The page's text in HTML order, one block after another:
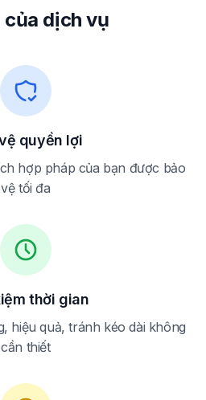
của dịch vụ
quyền lợi
hợp pháp của bạn được bảo
vệ tối đa
thời gian
hiệu quả, tránh kéo dài không
cần thiết